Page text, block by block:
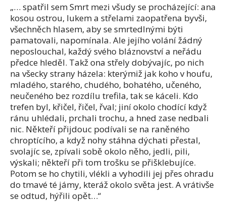
„… spatřil sem Smrt mezi všudy se procházející: ana
kosou ostrou, lukem a střelami zaopatřena byvši,
všechněch hlasem, aby se smrtedlnými býti
pamatovali, napomínala. Ale jejího volání žádný
neposlouchal, každý svého bláznovství a neřádu
předce hleděl. Takž ona střely dobývajíc, po nich
na všecky strany házela: kterýmiž jak koho v houfu,
mladého, starého, chudého, bohatého, učeného,
neučeného bez rozdílu trefila, tak se káceli. Kdo
trefen byl, křičel, řičel, řval; jiní okolo chodící když
ránu uhlédali, prchali trochu, a hned zase nedbali
nic. Někteří přijdouc podívali se na raněného
chroptícího, a když nohy stáhna dýchati přestal,
svolajíc se, zpívali sobě okolo něho, jedli, pili,
výskali; někteří při tom trošku se přišklebujíce.
Potom se ho chytili, vlékli a vyhodili jej přes ohradu
do tmavé té jámy, kteráž okolo světa jest. A vrátivše
se odtud, hýřili opět…“